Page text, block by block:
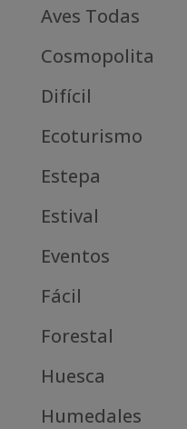
Aves Todas
Cosmopolita
Difícil
Ecoturismo
Estepa
Estival
Eventos
Fácil
Forestal
Huesca
Humedales